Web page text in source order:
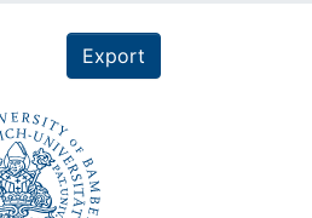
Export